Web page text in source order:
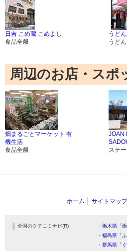
日吉 こめ蔵 こめよし
食品全般
うど
うど
周辺のお店・スポ
畑まるごとマーケット 有
機生活
食品全般
JOAN
ステ
ホーム サイトマップ
全国のクチコミナビ(R) ・栃木県「
・福島県「
・群馬県「